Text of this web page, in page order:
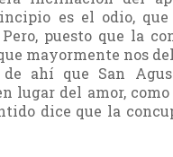
es el odio,
puesto que la
mayormente nos
ahí que San
lugar del amor,
dice que la